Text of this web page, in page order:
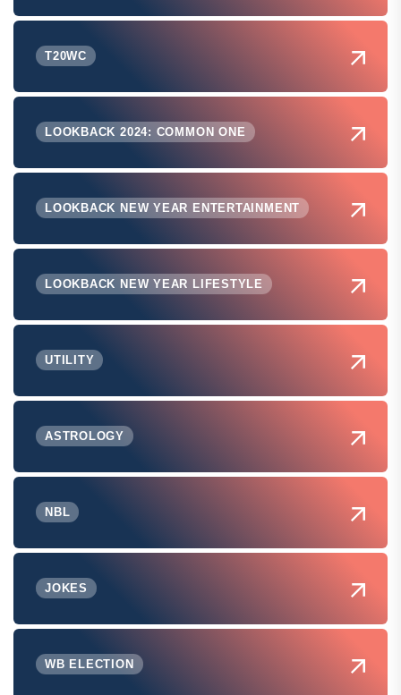
T20WC
LOOKBACK 2024: COMMON ONE
LOOKBACK NEW YEAR ENTERTAINMENT
LOOKBACK NEW YEAR LIFESTYLE
UTILITY
ASTROLOGY
NBL
JOKES
WB ELECTION